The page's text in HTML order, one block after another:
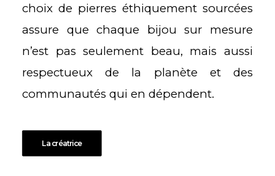
choix de pierres éthiquement sourcées
assure que chaque bijou sur mesure
n’est pas seulement beau, mais aussi
respectueux de la planète et des
communautés qui en dépendent.
La créatrice